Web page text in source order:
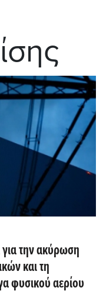
και τη
φυσικού αερίου